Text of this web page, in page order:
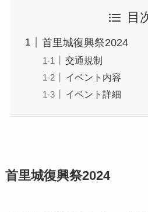
目
首里城復興祭2024
交通規制
イベント内容
イベント詳細
首里城復興祭2024